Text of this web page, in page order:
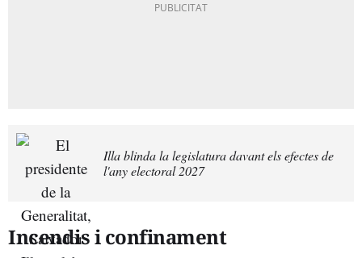
Illa blinda la legislatura davant els efectes de
l'any electoral 2027
Incendis i confinament